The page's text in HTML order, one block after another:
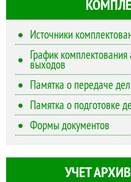
Источники
График
выходов
Памятка о передаче дел
Памятка о подготовке
Формы документов
УЧЕТ